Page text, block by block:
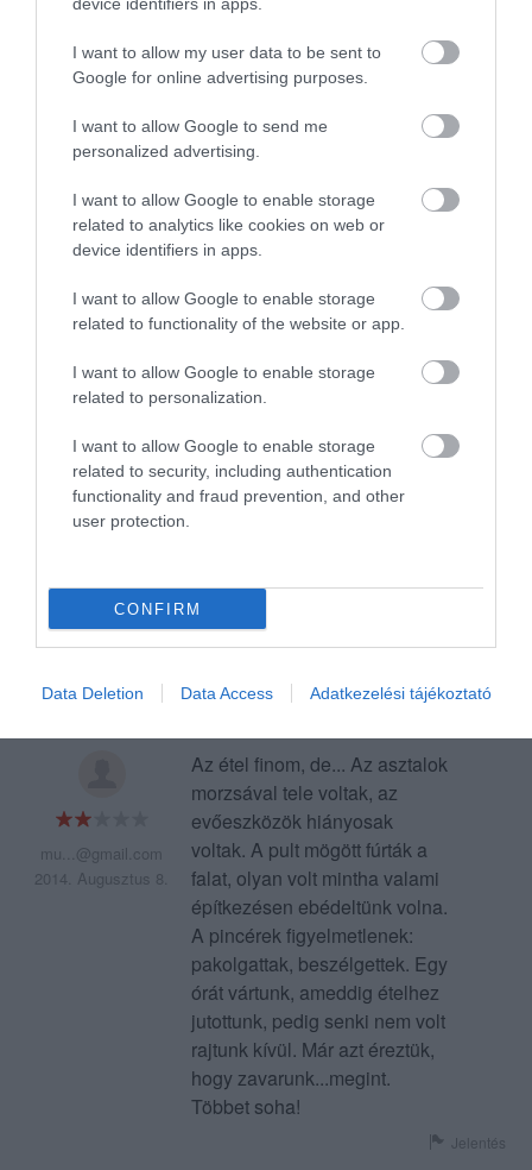
I want to allow my user data to be sent to
Google for online advertising purposes.
I want to allow Google to send me
personalized advertising.
I want to allow Google to enable storage
related to analytics like cookies on web or
device identifiers in apps.
I want to allow Google to enable storage
related to functionality of the website or app.
I want to allow Google to enable storage
related to personalization.
I want to allow Google to enable storage
related to security, including authentication
functionality and fraud prevention, and other
user protection.
CONFIRM
Data Deletion Data Access Adatkezelési tájékoztató
2020. Február 6.
megrendeltük! Az étteremben
a pincér hölgy szerint teltház
volt, közben rajtunk kívül 2
aszalnál ült 2-2 ember. Ezután
elkezdték kihozni, Egy Korsó
sört a pincér hölgy elejtett
mellettem, majd
bocsánatkérés nélkül távozott,
meg sem kérdezte, hogy
14 főétél helyett 13-át hozott
ki, ezzel nem is lett volna
volna rendelni, de ehelyett
még a pincér hölgy lett
lenne rossz, de kiszolgálás
miatt nem ajánlom!
mu...@gmail.com
2014. Augusztus 8.
Az étel finom, de... Az asztalok
morzsával tele voltak, az
evőeszközök hiányosak
voltak. A pult mögött fúrták a
falat, olyan volt mintha valami
építkezésen ebédeltünk volna.
A pincérek figyelmetlenek:
pakolgattak, beszélgettek. Egy
órát vártunk, ameddig ételhez
jutottunk, pedig senki nem volt
rajtunk kívül. Már azt éreztük,
hogy zavarunk...megint.
Többet soha!
Jelentés